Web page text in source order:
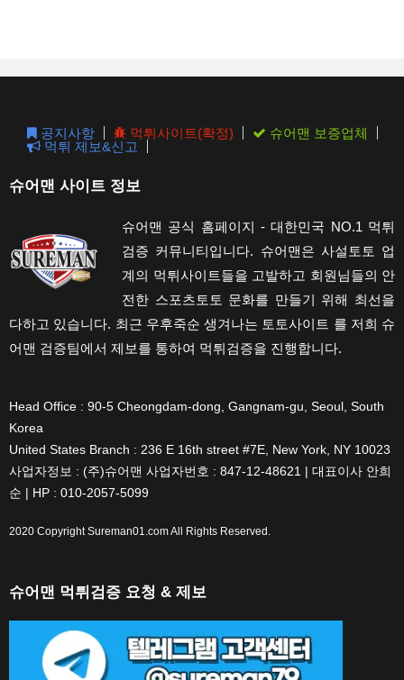
공지사항 먹튀사이트(확정)
슈어맨 보증업체
먹튀 제보&신고
슈어맨 사이트 정보
슈어맨 공식 홈페이지 - 대한민국 NO.1 먹튀
검증 커뮤니티입니다. 슈어맨은 사설토토 업
계의 먹튀사이트들을 고발하고 회원님들의 안
전한 스포츠토토 문화를 만들기 위해 최선을
다하고 있습니다. 최근 우후죽순 생겨나는 토토사이트 를 저희 슈
어맨 검증팀에서 제보를 통하여 먹튀검증을 진행합니다.
Head Office : 90-5 Cheongdam-dong, Gangnam-gu, Seoul, South
Korea
United States Branch : 236 E 16th street #7E, New York, NY 10023
사업자정보 : (주)슈어맨 사업자번호 : 847-12-48621 | 대표이사 안희
순 | HP : 010-2057-5099
2020 CopyrightSureman01.comAll Rights Reserved.
슈어맨 먹튀검증 요청 & 제보